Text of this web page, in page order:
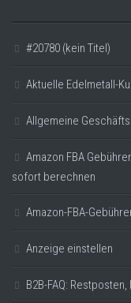
#20780 (kein Titel)
Aktuelle Edelmetall-
Allgemeine
Amazon FBA
sofort berechnen
Amazon-FBA-
Anzeige einstellen
B2B-FAQ: